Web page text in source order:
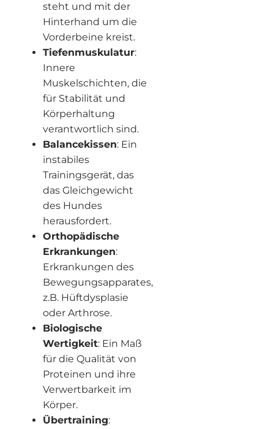
steht und mit der
Hinterhand um die
Vorderbeine kreist.
Tiefenmuskulatur:
Innere
Muskelschichten, die
für Stabilität und
Körperhaltung
verantwortlich sind.
Balancekissen: Ein
instabiles
Trainingsgerät, das
das Gleichgewicht
des Hundes
herausfordert.
Orthopädische
Erkrankungen:
Erkrankungen des
Bewegungsapparates,
z.B. Hüftdysplasie
oder Arthrose.
Biologische
Wertigkeit: Ein Maß
für die Qualität von
Proteinen und ihre
Verwertbarkeit im
Körper.
Übertraining: